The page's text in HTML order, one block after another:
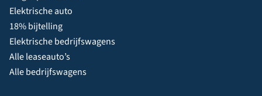
Elektrische auto
18% bijtelling
Elektrische bedrijfswagens
Alle leaseauto’s
Alle bedrijfswagens